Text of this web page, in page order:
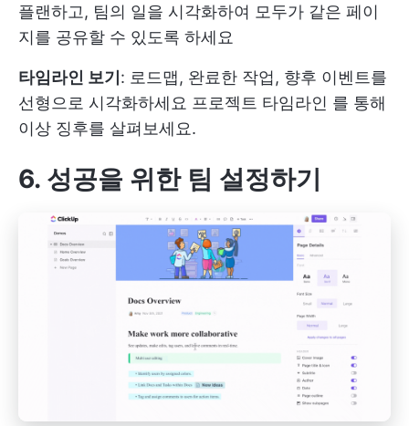
플랜하고, 팀의 일을 시각화하여 모두가 같은 페이
지를 공유할 수 있도록 하세요
타임라인 보기 : 로드맵, 완료한 작업, 향후 이벤트를
선형으로 시각화하세요 프로젝트 타임라인 를 통해
이상 징후를 살펴보세요.
6. 성공을 위한 팀 설정하기